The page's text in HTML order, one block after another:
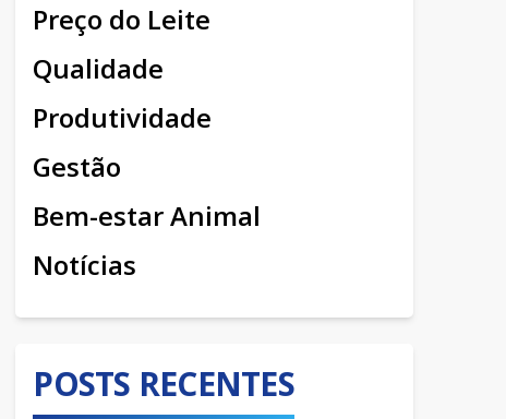
Preço do Leite
Qualidade
Produtividade
Gestão
Bem-estar Animal
Notícias
POSTS RECENTES